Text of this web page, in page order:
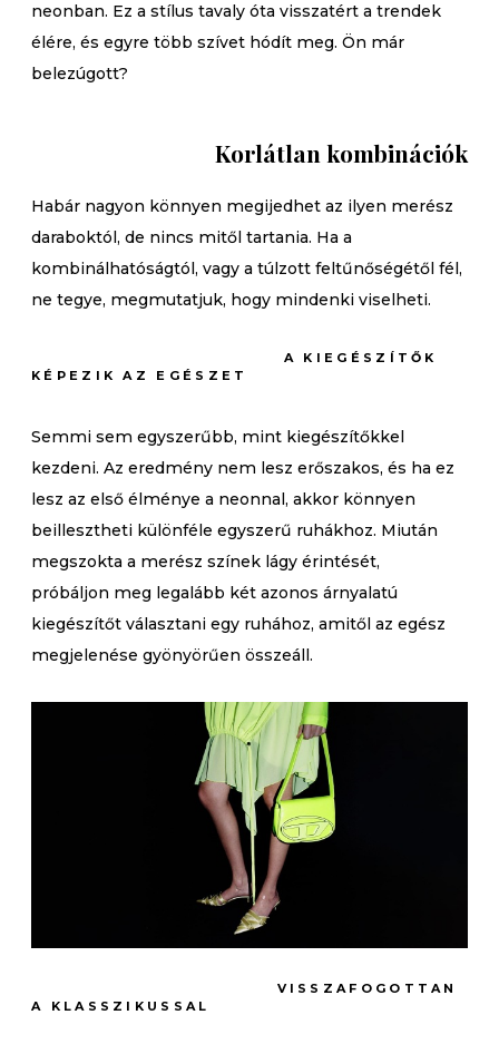
neonban. Ez a stílus tavaly óta visszatért a trendek
élére, és egyre több szívet hódít meg. Ön már
belezúgott?
Korlátlan kombinációk
Habár nagyon könnyen megijedhet az ilyen merész
daraboktól, de nincs mitől tartania. Ha a
kombinálhatóságtól, vagy a túlzott feltűnőségétől fél,
ne tegye, megmutatjuk, hogy mindenki viselheti.
A KIEGÉSZÍTŐK
KÉPEZIK AZ EGÉSZET
Semmi sem egyszerűbb, mint kiegészítőkkel
kezdeni. Az eredmény nem lesz erőszakos, és ha ez
lesz az első élménye a neonnal, akkor könnyen
beillesztheti különféle egyszerű ruhákhoz. Miután
megszokta a merész színek lágy érintését,
próbáljon meg legalább két azonos árnyalatú
kiegészítőt választani egy ruhához, amitől az egész
megjelenése gyönyörűen összeáll.
VISSZAFOGOTTAN
A KLASSZIKUSSAL